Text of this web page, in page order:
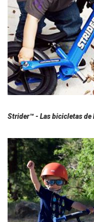
Strider™ - Las bicicletas de